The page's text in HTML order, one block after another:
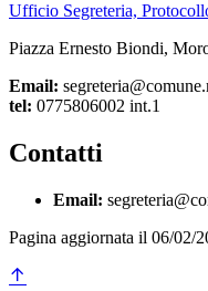
Ufficio Segreteria,
Piazza Ernesto Biondi,
Email:
tel: 0775806002 int.1
Contatti
Email:
Pagina aggiornata il 06/02/